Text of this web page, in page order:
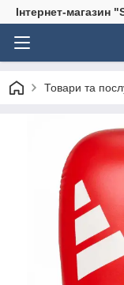
Інтернет-магазин
Товари та